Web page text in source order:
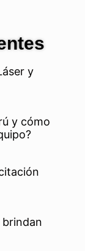
y
y cómo